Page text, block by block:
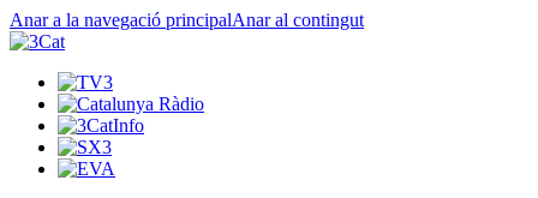
Anar a la navegació principalAnar al contingut